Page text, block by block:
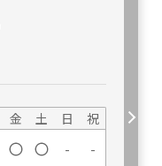
金 土 日
祝
-
-